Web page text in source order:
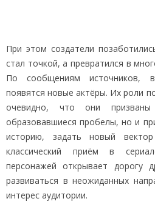
При этом создатели
стал точкой, а превратился в
По сообщениям источников,
появятся новые актёры. Их роли
очевидно, что они
образовавшиеся пробелы, но и
историю, задать новый
классический приём в
персонажей открывает дорогу
развиваться в неожиданных
интерес аудитории.